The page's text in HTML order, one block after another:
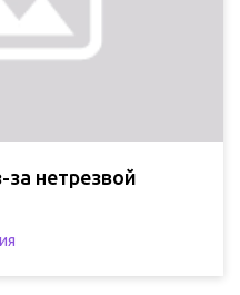
нетрезвой